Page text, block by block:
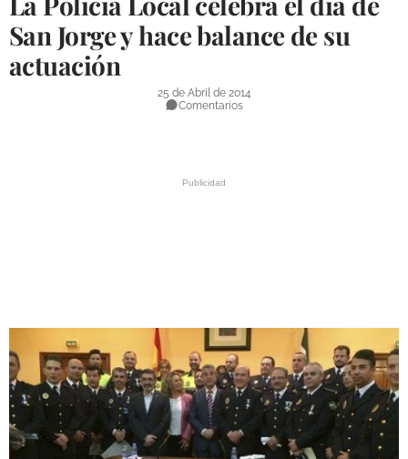
DEPORTES
COMPETICIONES
OBRAS
NECROLÓGICAS
GALERÍAS
San Jorge y hace balance de su
actuación
25 de Abril de 2014
Comentarios